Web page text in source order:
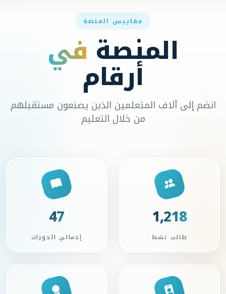
مقاييس المنصة
المنصة في
أرقام
انضم إلى آلاف المتعلمين الذين يصنعون مستقبلهم
من خلال التعليم
1,218
طالب نشط
47
إجمالي الدورات